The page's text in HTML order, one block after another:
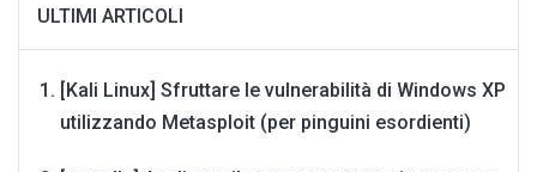
ULTIMI ARTICOLI
[Kali Linux] Sfruttare le vulnerabilità di Windows XP
utilizzando Metasploit (per pinguini esordienti)